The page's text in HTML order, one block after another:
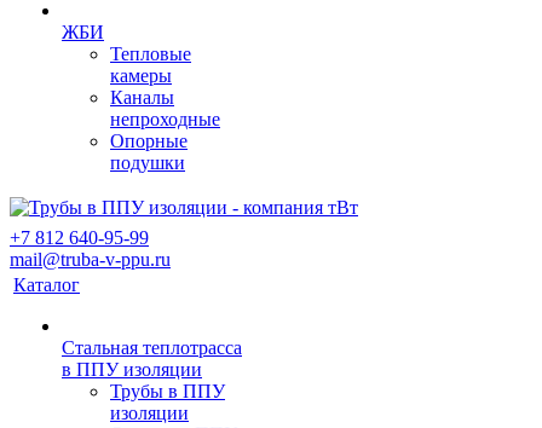
ЖБИ
Тепловые
камеры
Каналы
непроходные
Опорные
подушки
+7 812 640-95-99
mail@truba-v-ppu.ru
Каталог
Стальная теплотрасса
в ППУ изоляции
Трубы в ППУ
изоляции